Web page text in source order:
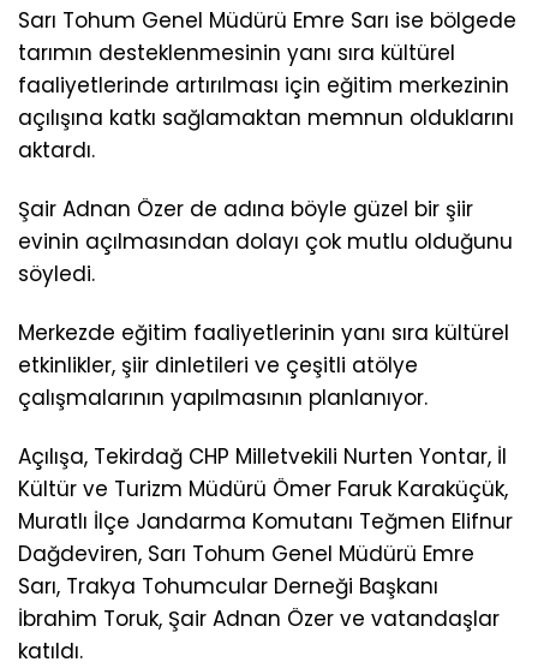
Sarı Tohum Genel Müdürü Emre Sarı ise bölgede
tarımın desteklenmesinin yanı sıra kültürel
faaliyetlerinde artırılması için eğitim merkezinin
açılışına katkı sağlamaktan memnun olduklarını
aktardı.
Şair Adnan Özer de adına böyle güzel bir şiir
evinin açılmasından dolayı çok mutlu olduğunu
söyledi.
Merkezde eğitim faaliyetlerinin yanı sıra kültürel
etkinlikler, şiir dinletileri ve çeşitli atölye
çalışmalarının yapılmasının planlanıyor.
Açılışa, Tekirdağ CHP Milletvekili Nurten Yontar, İl
Kültür ve Turizm Müdürü Ömer Faruk Karaküçük,
Muratlı İlçe Jandarma Komutanı Teğmen Elifnur
Dağdeviren, Sarı Tohum Genel Müdürü Emre
Sarı, Trakya Tohumcular Derneği Başkanı
İbrahim Toruk, Şair Adnan Özer ve vatandaşlar
katıldı.